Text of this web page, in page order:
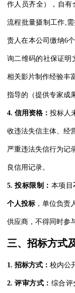
作人员齐全），自有
流程批量摄制工作,
责人在本公司缴纳6
询二维码的社保证明
相关影片制作经验丰
指导的（提供专家成
4.信用资格：投标人
收违法失信主体、经
严重违法失信行为记
良信用记录。
5.投标限制： 本项目
个人投标 ，单位负责
供应商，不得同时参
三、招标方式
1. 招标方式： 校内公
2.评审方式： 综合评